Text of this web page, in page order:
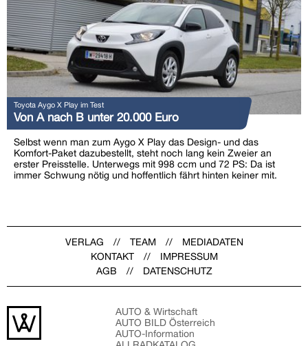
Toyota Aygo X Play im Test
Von A nach B unter 20.000 Euro
Selbst wenn man zum Aygo X Play das Design- und das
Komfort-Paket dazubestellt, steht noch lang kein Zweier an
erster Preisstelle. Unterwegs mit 998 ccm und 72 PS: Da ist
immer Schwung nötig und hoffentlich fährt hinten keiner mit.
VERLAG TEAM
MEDIADATEN
KONTAKT
IMPRESSUM
AGB
DATENSCHUTZ
AUTO & Wirtschaft
AUTO BILD Österreich
AUTO-Information